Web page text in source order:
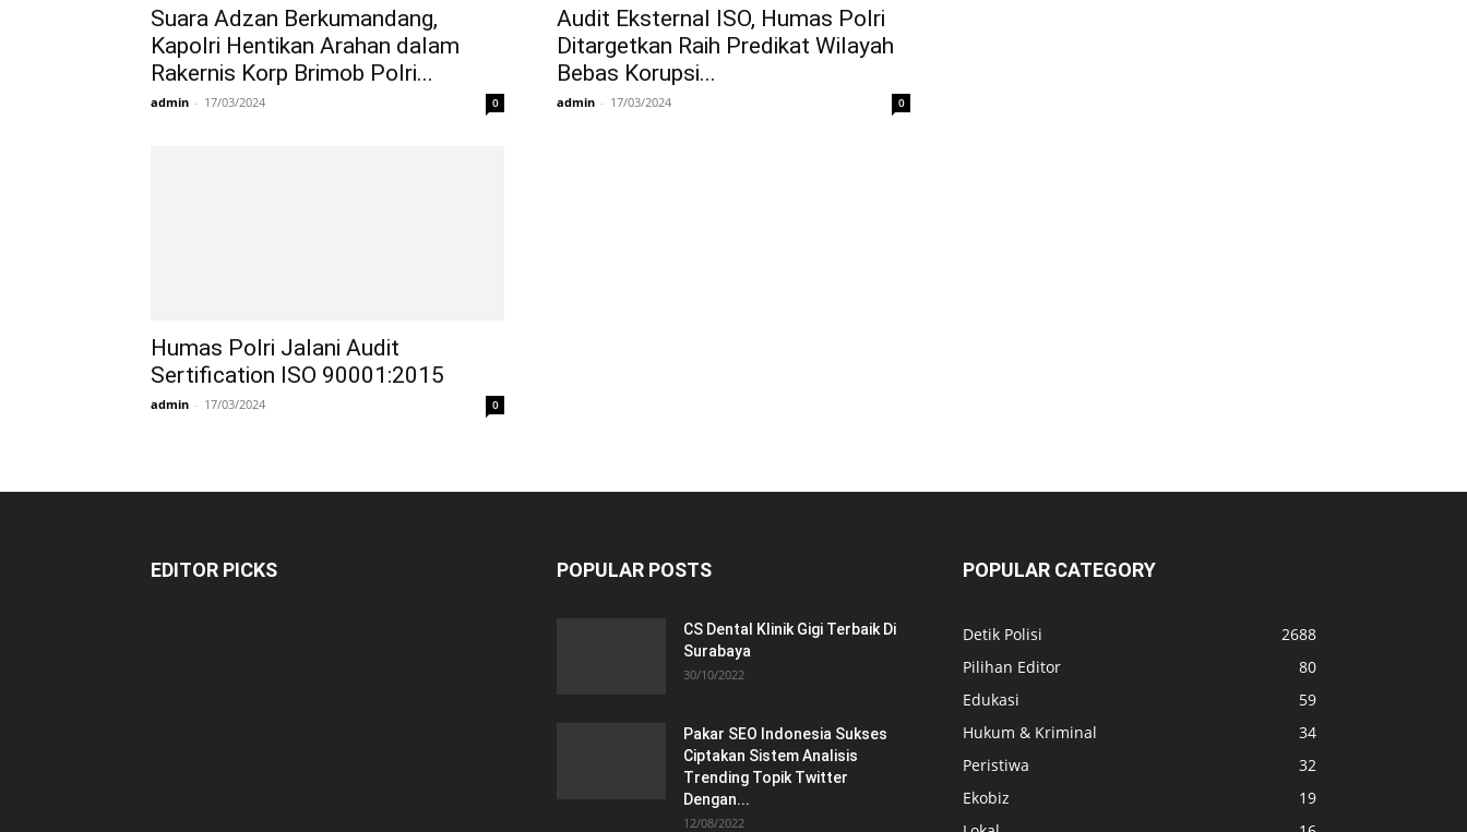
Suara Adzan Berkumandang,
Kapolri Hentikan Arahan dalam
Rakernis Korp Brimob Polri...
admin - 17/03/2024 0
Audit Eksternal ISO, Humas Polri
Ditargetkan Raih Predikat Wilayah
Bebas Korupsi...
admin - 17/03/2024 0
Humas Polri Jalani Audit
Sertification ISO 90001:2015
admin - 17/03/2024 0
EDITOR PICKS POPULAR POSTS
CS Dental Klinik Gigi Terbaik Di
Surabaya
30/10/2022
Pakar SEO Indonesia Sukses
Ciptakan Sistem Analisis
Trending Topik Twitter
Dengan...
12/08/2022
POPULAR CATEGORY
Detik Polisi
2688
Pilihan Editor
80
Edukasi
59
Hukum & Kriminal
34
Peristiwa
32
Ekobiz
19